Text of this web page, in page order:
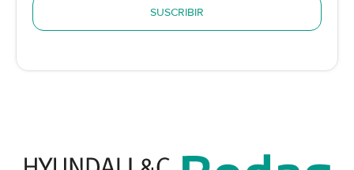
SUSCRIBIR